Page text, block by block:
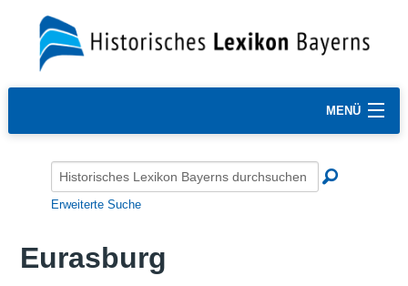
MENÜ
Erweiterte Suche
Eurasburg